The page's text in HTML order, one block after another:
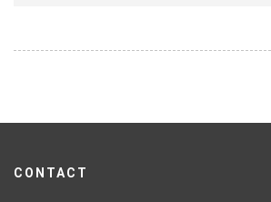
−
CONTACT